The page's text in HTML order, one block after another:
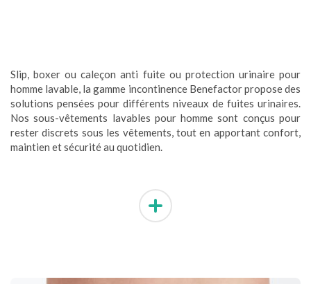
Slip, boxer ou caleçon anti fuite ou protection urinaire pour
homme lavable, la gamme incontinence Benefactor propose des
solutions pensées pour différents niveaux de fuites urinaires.
Nos sous-vêtements lavables pour homme sont conçus pour
rester discrets sous les vêtements, tout en apportant confort,
maintien et sécurité au quotidien.